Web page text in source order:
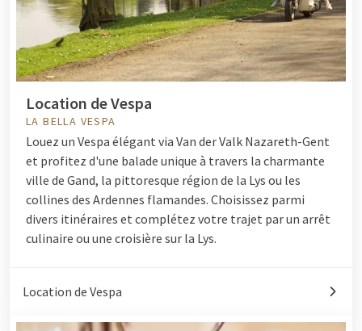
Location de Vespa
LA BELLA VESPA
Louez un Vespa élégant via Van der Valk Nazareth-Gent
et profitez d'une balade unique à travers la charmante
ville de Gand, la pittoresque région de la Lys ou les
collines des Ardennes flamandes. Choisissez parmi
divers itinéraires et complétez votre trajet par un arrêt
culinaire ou une croisière sur la Lys.
Location de Vespa